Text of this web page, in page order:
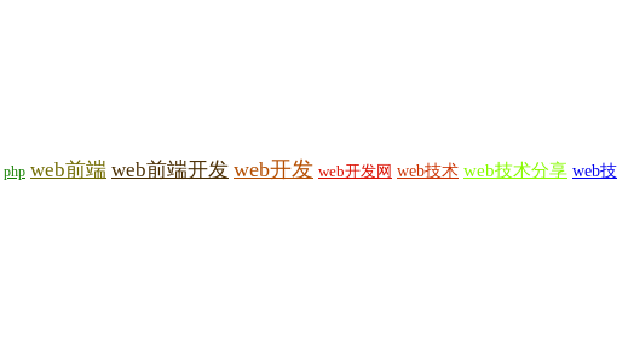
php web前端 web前端开发 web开发 web开发网 web技术 web技术分享 web技